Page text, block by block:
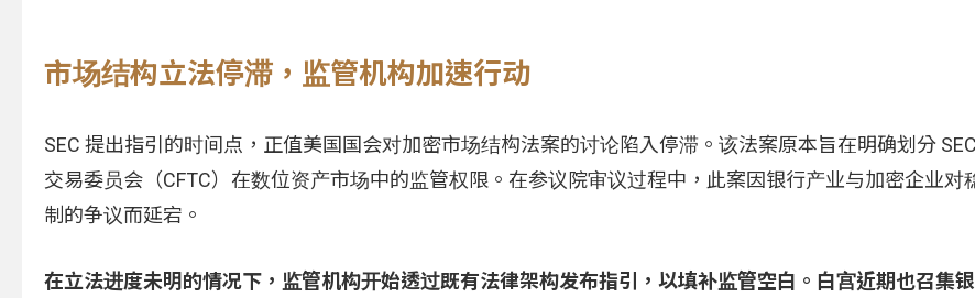
市场结构立法停滞，监管机构加速行动
SEC 提出指引的时间点，正值美国国会对加密市场结构法案的讨论陷入停滞。该法案原本旨在明确划分
交易委员会（CFTC）在数位资产市场中的监管权限。在参议院审议过程中，此案因银行产业与加密企业对
制的争议而延宕。
在立法进度未明的情况下，监管机构开始透过既有法律架构发布指引，以填补监管空白。白宫近期也召集